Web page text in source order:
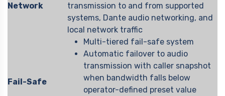
Network
transmission to and from supported
systems, Dante audio networking, and
local network traffic
Fail-Safe
Multi-tiered fail-safe system
Automatic failover to audio
transmission with caller snapshot
when bandwidth falls below
operator-defined preset value